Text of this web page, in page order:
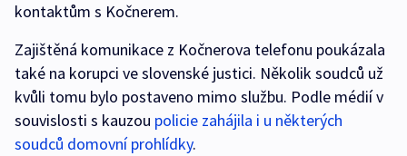
kontaktům s Kočnerem.
Zajištěná komunikace z Kočnerova telefonu poukázala
také na korupci ve slovenské justici. Několik soudců už
kvůli tomu bylo postaveno mimo službu. Podle médií v
souvislosti s kauzou policie zahájila i u některých
soudců domovní prohlídky.